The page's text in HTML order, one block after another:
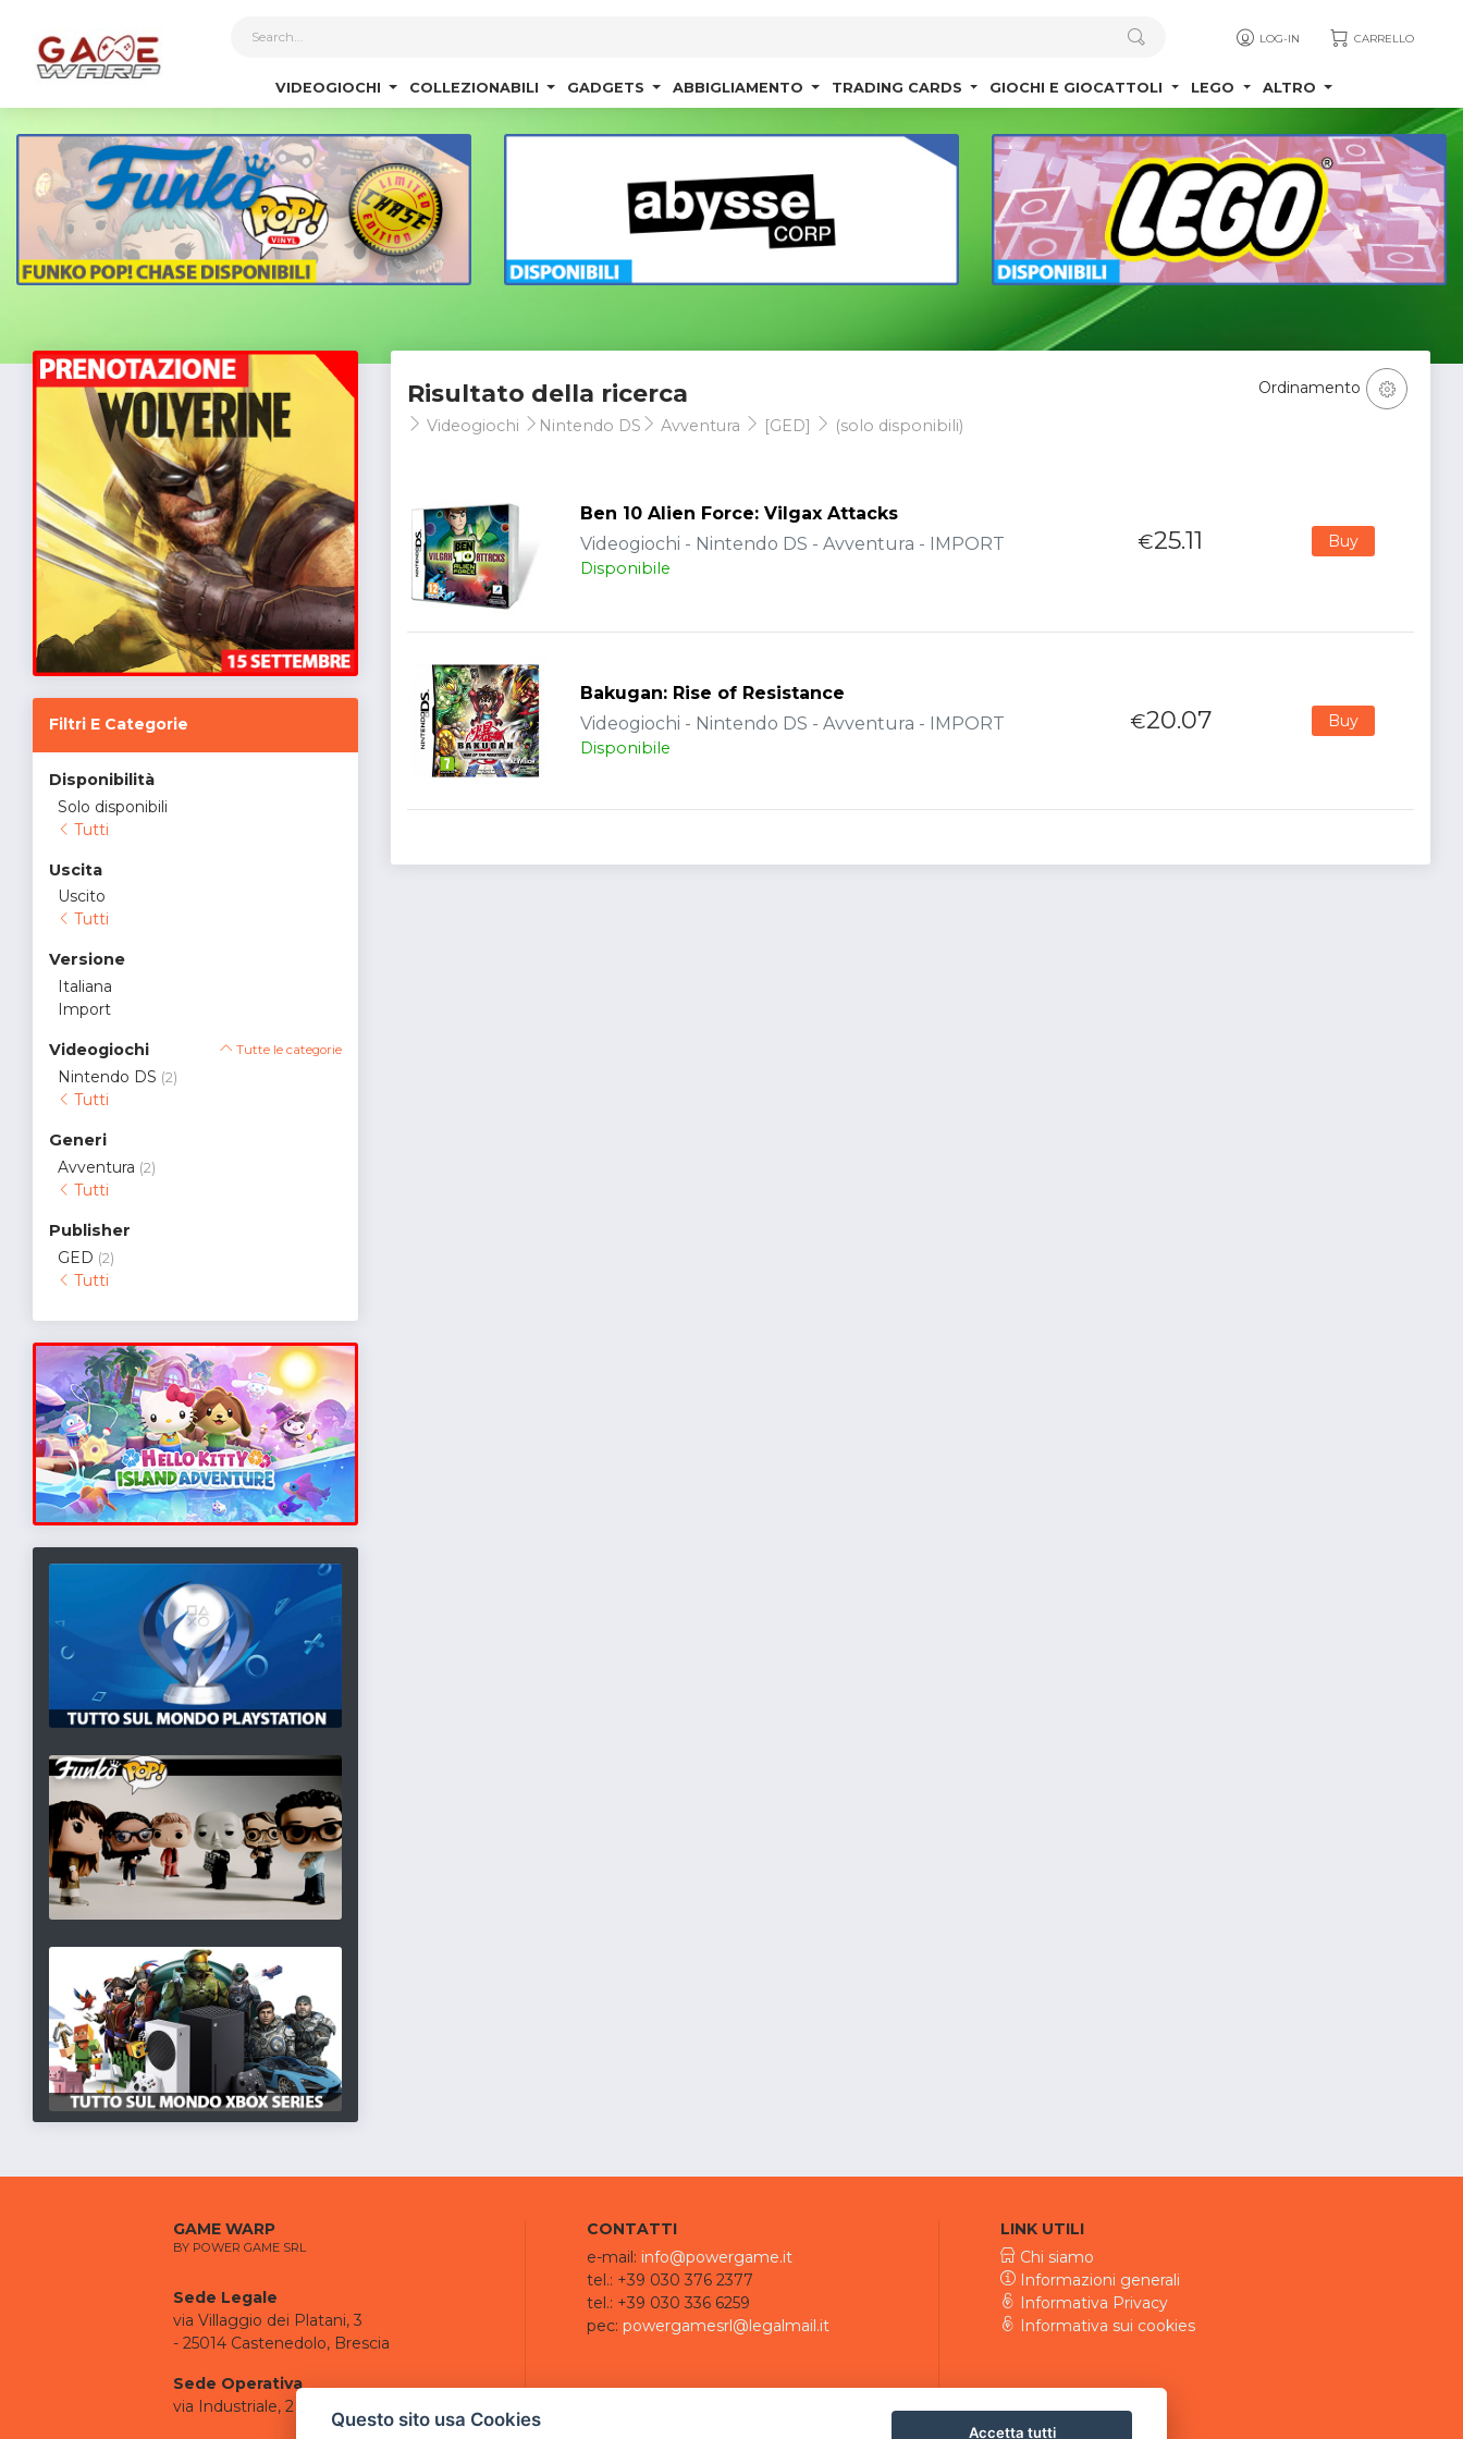
LOG-IN CARRELLO
VIDEOGIOCHI COLLEZIONABILI GADGETS ABBIGLIAMENTO TRADING CARDS GIOCHI E GIOCATTOLI LEGO ALTRO
Filtri E Categorie
Disponibilità
Solo disponibili
Tutti
Uscita
Uscito
Tutti
Versione
Italiana
Import
Videogiochi Tutte le categorie
Nintendo DS (2)
Tutti
Generi
Avventura (2)
Tutti
Publisher
GED (2)
Tutti
Risultato della ricerca
Videogiochi Nintendo DS Avventura [GED] (solo disponibili)
Ordinamento
Ben 10 Alien Force: Vilgax Attacks
Videogiochi - Nintendo DS - Avventura - IMPORT
Disponibile
€25.11 Buy
Bakugan: Rise of Resistance
Videogiochi - Nintendo DS - Avventura - IMPORT
Disponibile
€20.07 Buy
GAME WARP
BY POWER GAME SRL
Sede Legale
via Villaggio dei Platani, 3
- 25014 Castenedolo, Brescia
Sede Operativa
via Industriale, 2 - 25082 Botticino, BS
CONTATTI
e-mail: info@powergame.it
tel.: +39 030 376 2377
tel.: +39 030 336 6259
pec: powergamesrl@legalmail.it
LINK UTILI
Chi siamo
Informazioni generali
Informativa Privacy
Informativa sui cookies
Questo sito usa Cookies
Accetta tutti